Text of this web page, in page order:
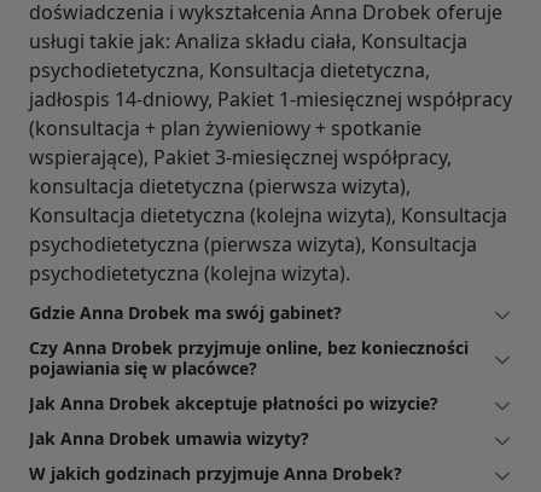
doświadczenia i wykształcenia Anna Drobek oferuje
usługi takie jak: Analiza składu ciała, Konsultacja
psychodietetyczna, Konsultacja dietetyczna,
jadłospis 14-dniowy, Pakiet 1-miesięcznej współpracy
(konsultacja + plan żywieniowy + spotkanie
wspierające), Pakiet 3-miesięcznej współpracy,
konsultacja dietetyczna (pierwsza wizyta),
Konsultacja dietetyczna (kolejna wizyta), Konsultacja
psychodietetyczna (pierwsza wizyta), Konsultacja
psychodietetyczna (kolejna wizyta).
Gdzie Anna Drobek ma swój gabinet?
Czy Anna Drobek przyjmuje online, bez konieczności
pojawiania się w placówce?
Jak Anna Drobek akceptuje płatności po wizycie?
Jak Anna Drobek umawia wizyty?
W jakich godzinach przyjmuje Anna Drobek?